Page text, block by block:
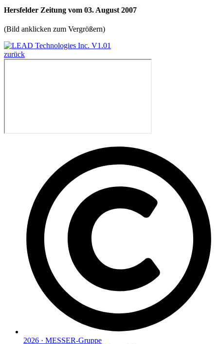
Hersfelder Zeitung vom 03. August 2007
(Bild anklicken zum Vergrößern)
zurück
2026 · MESSER-Gruppe